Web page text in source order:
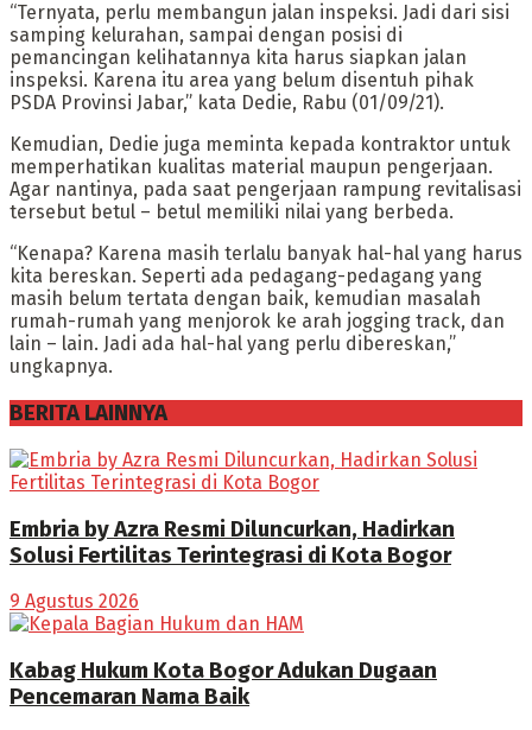
“Ternyata, perlu membangun jalan inspeksi. Jadi dari sisi
samping kelurahan, sampai dengan posisi di
pemancingan kelihatannya kita harus siapkan jalan
inspeksi. Karena itu area yang belum disentuh pihak
PSDA Provinsi Jabar,” kata Dedie, Rabu (01/09/21).
Kemudian, Dedie juga meminta kepada kontraktor untuk
memperhatikan kualitas material maupun pengerjaan.
Agar nantinya, pada saat pengerjaan rampung revitalisasi
tersebut betul – betul memiliki nilai yang berbeda.
“Kenapa? Karena masih terlalu banyak hal-hal yang harus
kita bereskan. Seperti ada pedagang-pedagang yang
masih belum tertata dengan baik, kemudian masalah
rumah-rumah yang menjorok ke arah jogging track, dan
lain – lain. Jadi ada hal-hal yang perlu dibereskan,”
ungkapnya.
BERITA LAINNYA
Embria by Azra Resmi Diluncurkan, Hadirkan
Solusi Fertilitas Terintegrasi di Kota Bogor
9 Agustus 2026
Kabag Hukum Kota Bogor Adukan Dugaan
Pencemaran Nama Baik